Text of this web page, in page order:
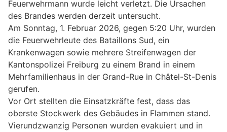
Feuerwehrmann wurde leicht verletzt. Die Ursachen
des Brandes werden derzeit untersucht.
Am Sonntag, 1. Februar 2026, gegen 5:20 Uhr, wurden
die Feuerwehrleute des Bataillons Sud, ein
Krankenwagen sowie mehrere Streifenwagen der
Kantonspolizei Freiburg zu einem Brand in einem
Mehrfamilienhaus in der Grand-Rue in Châtel-St-Denis
gerufen.
Vor Ort stellten die Einsatzkräfte fest, dass das
oberste Stockwerk des Gebäudes in Flammen stand.
Vierundzwanzig Personen wurden evakuiert und in